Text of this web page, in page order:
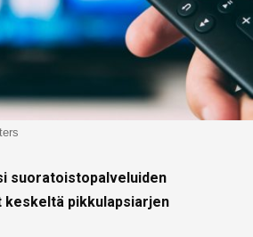
suoratoistopalveluiden
pikkulapsiarjen